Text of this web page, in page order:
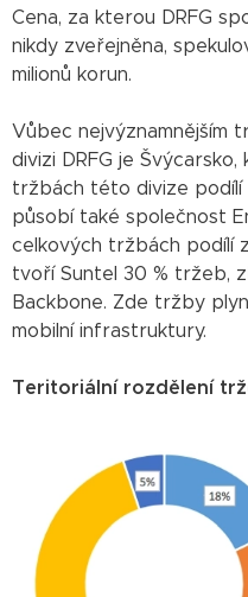
Cena, za kterou DRFG
nikdy zveřejněna,
milionů korun.
Vůbec nejvýznamnějším
divizi DRFG je
tržbách této divize podílí
působí také společnost
celkových tržbách podílí
tvoří Suntel 30 % tržeb,
Backbone. Zde tržby
mobilní infrastruktury.
Teritoriální rozdělení